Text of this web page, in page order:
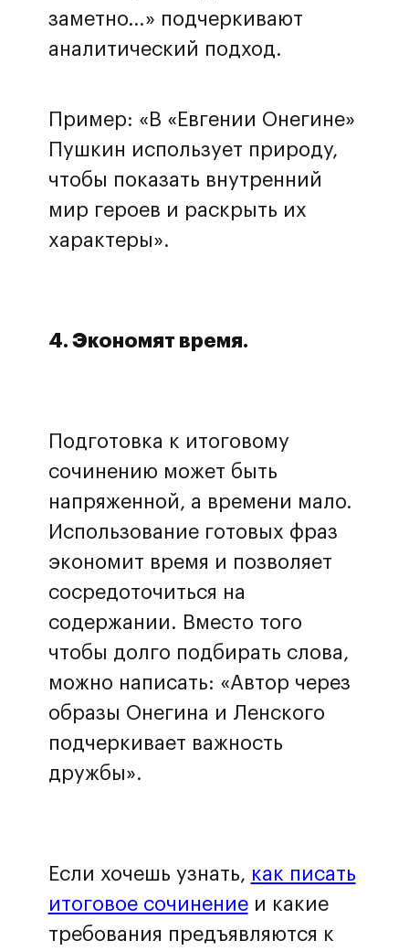
заметно…» подчеркивают
аналитический подход.
Пример: «В «Евгении Онегине»
Пушкин использует природу,
чтобы показать внутренний
мир героев и раскрыть их
характеры».
4. Экономят время.
Подготовка к итоговому
сочинению может быть
напряженной, а времени мало.
Использование готовых фраз
экономит время и позволяет
сосредоточиться на
содержании. Вместо того
чтобы долго подбирать слова,
можно написать: «Автор через
образы Онегина и Ленского
подчеркивает важность
дружбы».
Если хочешь узнать, как писать
итоговое сочинениеи какие
требования предъявляются к